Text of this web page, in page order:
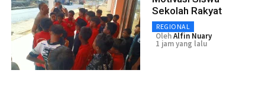
Sekolah Rakyat
REGIONAL
OlehAlfin Nuary
1 jam yang lalu